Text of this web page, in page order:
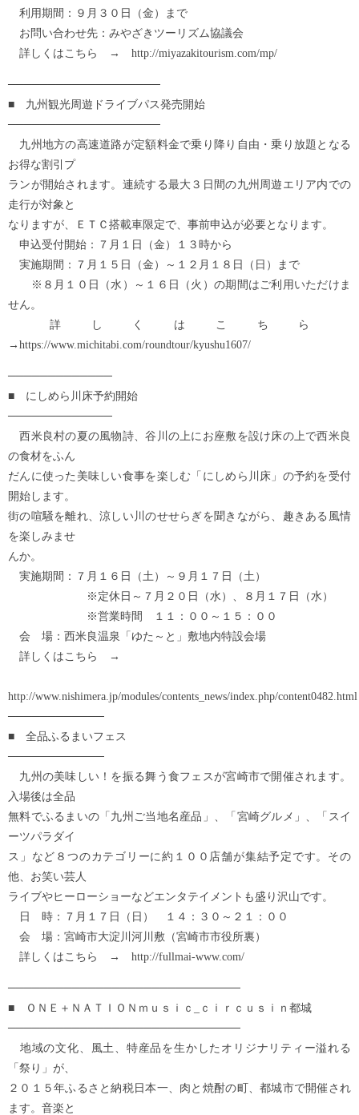
利用期間：９月３０日（金）まで
お問い合わせ先：みやざきツーリズム協議会
詳しくはこちら → http://miyazakitourism.com/mp/
───────────────────
■ 九州観光周遊ドライブパス発売開始
───────────────────
九州地方の高速道路が定額料金で乗り降り自由・乗り放題となる
お得な割引プ
ランが開始されます。連続する最大３日間の九州周遊エリア内での
走行が対象と
なりますが、ＥＴＣ搭載車限定で、事前申込が必要となります。
申込受付開始：７月１日（金）１３時から
実施期間：７月１５日（金）～１２月１８日（日）まで
※８月１０日（水）～１６日（火）の期間はご利用いただけま
せん。
詳しくはこちら
→https://www.michitabi.com/roundtour/kyushu1607/
─────────────
■ にしめら川床予約開始
─────────────
西米良村の夏の風物詩、谷川の上にお座敷を設け床の上で西米良
の食材をふん
だんに使った美味しい食事を楽しむ「にしめら川床」の予約を受付
開始します。
街の喧騒を離れ、涼しい川のせせらぎを聞きながら、趣きある風情
を楽しみませ
んか。
実施期間：７月１６日（土）～９月１７日（土）
※定休日～７月２０日（水）、８月１７日（水）
※営業時間 １１：００～１５：００
会 場：西米良温泉「ゆた～と」敷地内特設会場
詳しくはこちら →
http://www.nishimera.jp/modules/contents_news/index.php/
────────────
■ 全品ふるまいフェス
────────────
九州の美味しい！を振る舞う食フェスが宮崎市で開催されます。
入場後は全品
無料でふるまいの「九州ご当地名産品」、「宮崎グルメ」、「スイ
ーツパラダイ
ス」など８つのカテゴリーに約１００店舗が集結予定です。その
他、お笑い芸人
ライブやヒーローショーなどエンタテイメントも盛り沢山です。
日 時：７月１７日（日） １４：３０～２１：００
会 場：宮崎市大淀川河川敷（宮崎市市役所裏）
詳しくはこちら → http://fullmai-www.com/
─────────────────────────────
■ ＯＮＥ＋ＮＡＴＩＯＮｍｕｓｉｃ_ｃｉｒｃｕｓｉｎ都城
─────────────────────────────
地域の文化、風土、特産品を生かしたオリジナリティー溢れる
「祭り」が、
２０１５年ふるさと納税日本一、肉と焼酎の町、都城市で開催され
ます。音楽と